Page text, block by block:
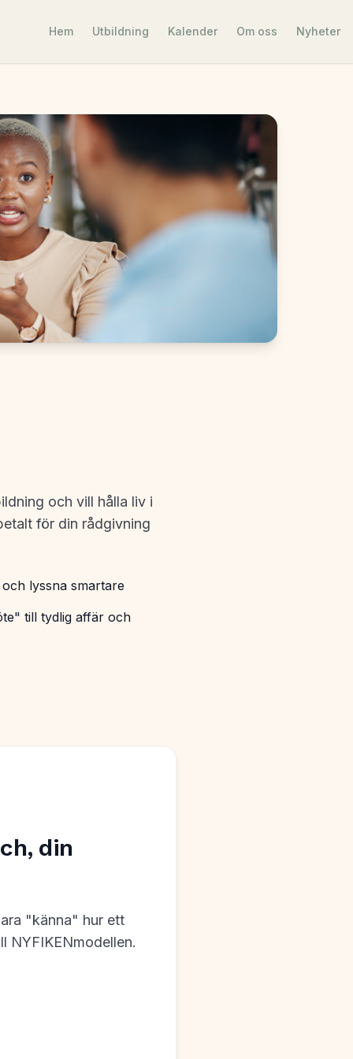
Hem Utbildning Kalender Om oss Nyheter
och vill hålla liv i
för din rådgivning
lyssna smartare
till tydlig affär och
din
"känna" hur ett
NYFIKENmodellen.